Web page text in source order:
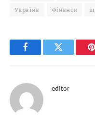
Україна
Фінанси
FacebookTwitter
editor